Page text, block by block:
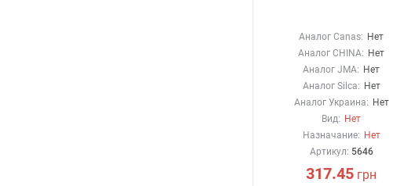
Аналог Canas: Нет
Аналог CHINA: Нет
Аналог JMA: Нет
Аналог Silca: Нет
Аналог Украина: Нет
Вид: Нет
Назначание: Нет
Артикул: 5646
317.45 грн